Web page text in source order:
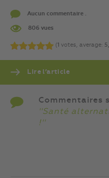
Aucun commentaire .
806 vues
(1 votes, average:
Lire l’article
Commentaires
''Santé
!''